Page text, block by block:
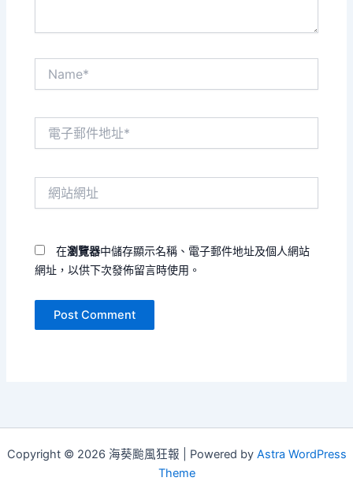
在瀏覽器中儲存顯示名稱、電子郵件地址及個人網站
網址，以供下次發佈留言時使用。
Copyright © 2026 海葵颱風狂報 | Powered by Astra WordPress
Theme